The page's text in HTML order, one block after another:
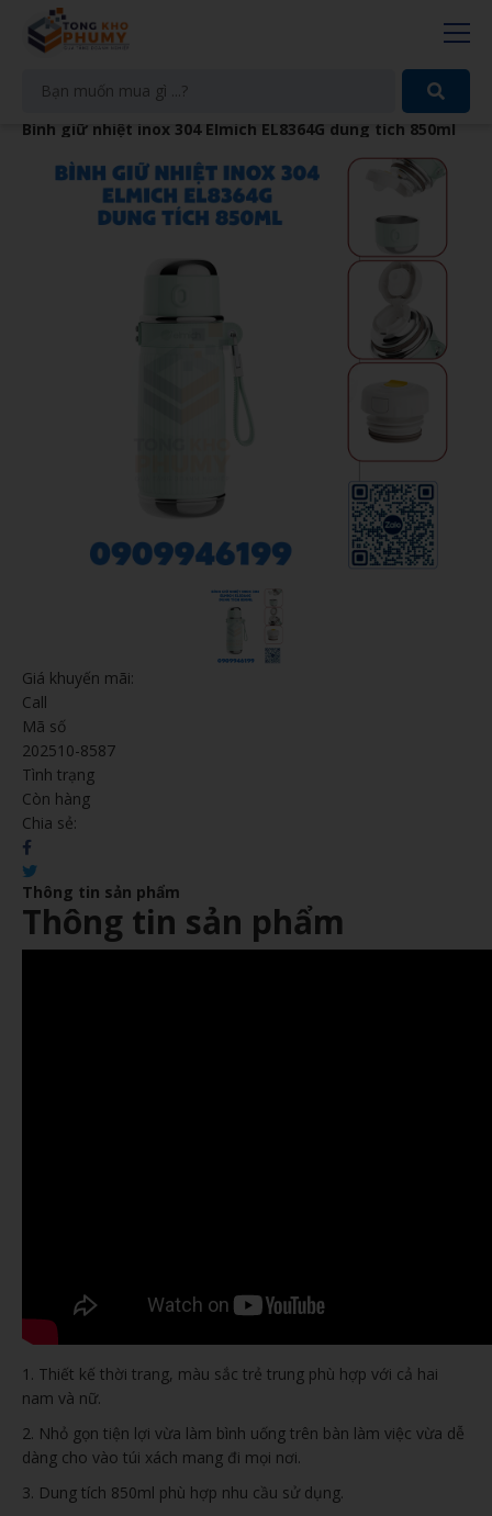
Bình giữ nhiệt inox 304 Elmich EL8364G dung tích 850ml
Giá khuyến mãi:
Call
Mã số
202510-8587
Tình trạng
Còn hàng
Chia sẻ:
Thông tin sản phẩm
Thông tin sản phẩm
1. Thiết kế thời trang, màu sắc trẻ trung phù hợp với cả hai
nam và nữ.
2. Nhỏ gọn tiện lợi vừa làm bình uống trên bàn làm việc vừa dễ
dàng cho vào túi xách mang đi mọi nơi.
3. Dung tích 850ml phù hợp nhu cầu sử dụng.